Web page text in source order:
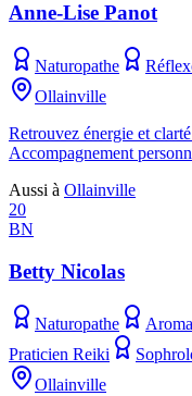
Anne-Lise Panot
Naturopathe
Ollainville
Retrouvez énergie et
Accompagnement
Aussi à Ollainville
20
BN
Betty Nicolas
Naturopathe
Praticien Reiki
Ollainville